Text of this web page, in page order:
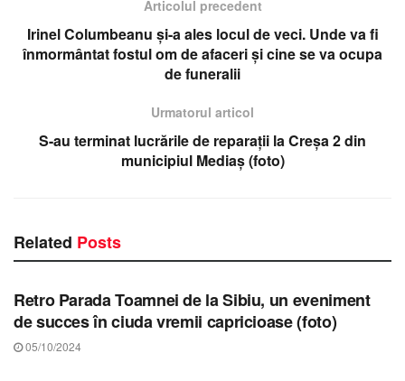
Articolul precedent
Irinel Columbeanu și-a ales locul de veci. Unde va fi
înmormântat fostul om de afaceri și cine se va ocupa
de funeralii
Urmatorul articol
S-au terminat lucrările de reparații la Creșa 2 din
municipiul Mediaș (foto)
Related Posts
STIRI SIBIU
Retro Parada Toamnei de la Sibiu, un eveniment
de succes în ciuda vremii capricioase (foto)
05/10/2024